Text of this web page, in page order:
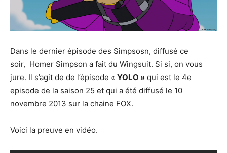
Dans le dernier épisode des Simpsosn, diffusé ce
soir, Homer Simpson a fait du Wingsuit. Si si, on vous
jure. Il s’agit de de l’épisode « YOLO » qui est le 4e
episode de la saison 25 et qui a été diffusé le 10
novembre 2013 sur la chaine FOX.
Voici la preuve en vidéo.